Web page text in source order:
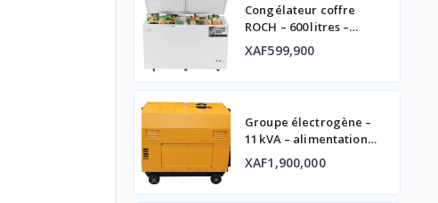
Congélateur coffre
ROCH – 600 litres –
double porte
XAF599,900
Groupe électrogène –
11 kVA – alimentation
fiable
XAF1,900,000